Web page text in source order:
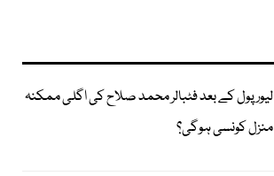
لیور پول کے بعد فٹبالر محمد صلاح کی اگلی ممکنہ
منزل کونسی ہوگی؟